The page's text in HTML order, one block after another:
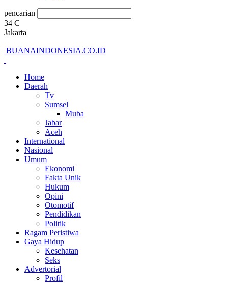
pencarian
34 C
Jakarta
BUANAINDONESIA.CO.ID
Home
Daerah
Tv
Sumsel
Muba
Jabar
Aceh
International
Nasional
Umum
Ekonomi
Fakta Unik
Hukum
Opini
Otomotif
Pendidikan
Politik
Ragam Peristiwa
Gaya Hidup
Kesehatan
Seks
Advertorial
Profil